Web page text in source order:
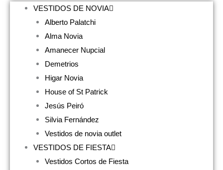
VESTIDOS DE NOVIA
Alberto Palatchi
Alma Novia
Amanecer Nupcial
Demetrios
Higar Novia
House of St Patrick
Jesús Peiró
Silvia Fernández
Vestidos de novia outlet
VESTIDOS DE FIESTA
Vestidos Cortos de Fiesta